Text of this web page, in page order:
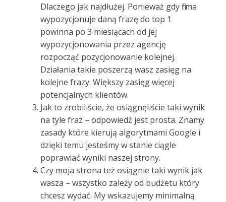
Dlaczego jak najdłużej. Ponieważ gdy firma
wypozycjonuje daną frazę do top 1
powinna po 3 miesiącach od jej
wypozycjonowania przez agencję
rozpocząć pozycjonowanie kolejnej.
Działania takie poszerzą wasz zasięg na
kolejne frazy. Większy zasięg więcej
potencjalnych klientów.
Jak to zrobiliście, że osiągnęliście taki wynik
na tyle fraz – odpowiedź jest prosta. Znamy
zasady które kierują algorytmami Google i
dzięki temu jesteśmy w stanie ciągle
poprawiać wyniki naszej strony.
Czy moja strona też osiągnie taki wynik jak
wasza – wszystko zależy od budżetu który
chcesz wydać. My wskazujemy minimalną